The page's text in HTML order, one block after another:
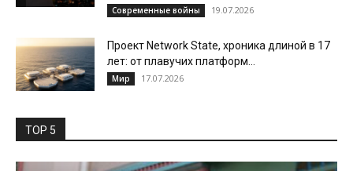
Современные войны 19.07.2026
Проект Network State, хроника длиной в 17
лет: от плавучих платформ...
Мир 17.07.2026
TOP 5